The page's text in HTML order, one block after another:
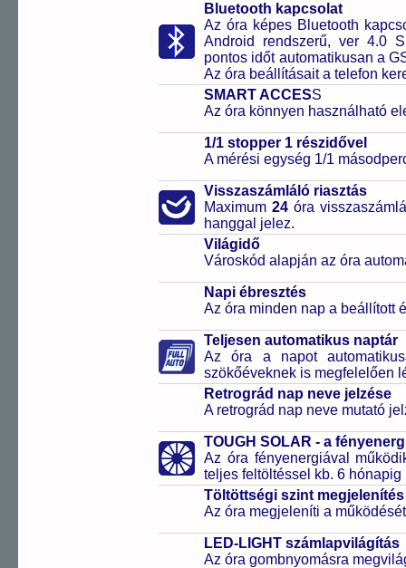
Bluetooth kapcsolat
Az óra képes Bluetooth
Android rendszerű, ver 4.0
pontos időt automatikusan a
Az óra beállításait a telefon
SMART ACCESS
Az óra könnyen használható
1/1 stopper 1 részidővel
A mérési egység 1/1
Visszaszámláló riasztás
Maximum24 óra
hanggal jelez.
Világidő
Városkód alapján az óra
Napi ébresztés
Az óra minden nap a beállított
Teljesen automatikus naptár
Az óra a napot
szökőéveknek is megfelelően
Retrográd nap neve jelzése
A retrográd nap neve mutató
TOUGH SOLAR - a
Az óra fényenergiával
teljes feltöltéssel kb. 6
Töltöttségi szint megjelenítés
Az óra megjeleníti a
LED-LIGHT számlapvilágítás
Az óra gombnyomásra